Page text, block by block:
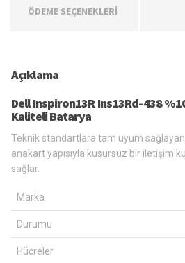
ÖDEME SEÇENEKLERİ
Açıklama
Dell Inspiron13R Ins13Rd-438
Kaliteli Batarya
Teknik standartlara tam uyum sağlayan
anakart yapısıyla kusursuz bir iletişim
sağlar.
Marka
Durumu
Hücreler